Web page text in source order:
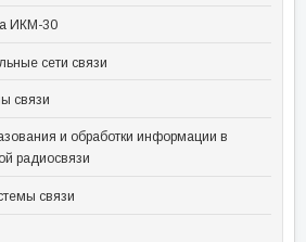
ИКМ-30
сети связи
связи
и обработки информации в
радиосвязи
связи